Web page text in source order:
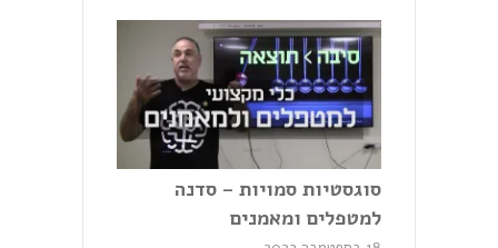
סוגסטיות סמויות – סדנה
למטפלים ומאמנים